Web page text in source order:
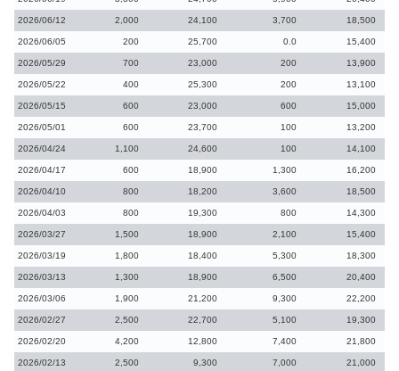
2026/06/12 2,000 24,100 3,700 18,500
2026/06/05 200 25,700 0.0 15,400
2026/05/29 700 23,000 200 13,900
2026/05/22 400 25,300 200 13,100
2026/05/15 600 23,000 600 15,000
2026/05/01 600 23,700 100 13,200
2026/04/24 1,100 24,600 100 14,100
2026/04/17 600 18,900 1,300 16,200
2026/04/10 800 18,200 3,600 18,500
2026/04/03 800 19,300 800 14,300
2026/03/27 1,500 18,900 2,100 15,400
2026/03/19 1,800 18,400 5,300 18,300
2026/03/13 1,300 18,900 6,500 20,400
2026/03/06 1,900 21,200 9,300 22,200
2026/02/27 2,500 22,700 5,100 19,300
2026/02/20 4,200 12,800 7,400 21,800
2026/02/13 2,500 9,300 7,000 21,000